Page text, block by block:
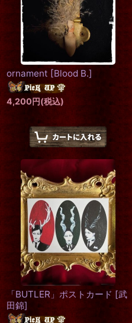
ornament [Blood B.]
4,200円(税込)
「BUTLER」ポストカード [武
田錦]